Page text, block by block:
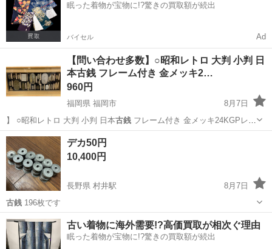
眠った着物が宝物に!?驚きの買取額が続出
バイセル Ad
【問い合わせ多数】○昭和レトロ 大判 小判 日
本古銭 フレーム付き 金メッキ2…
960円
福岡県 福岡市
8月7日
】 ○昭和レトロ 大判 小判 日本古銭フレーム付き 金メッキ24KGPレ
プ…
福岡 福岡市 その他
デカ50円
10,400円
長野県 村井駅
8月7日
古銭196枚です
長野 塩尻市 村井駅 その他
古い着物に海外需要!?高価買取が相次ぐ理由
眠った着物が宝物に!?驚きの買取額が続出